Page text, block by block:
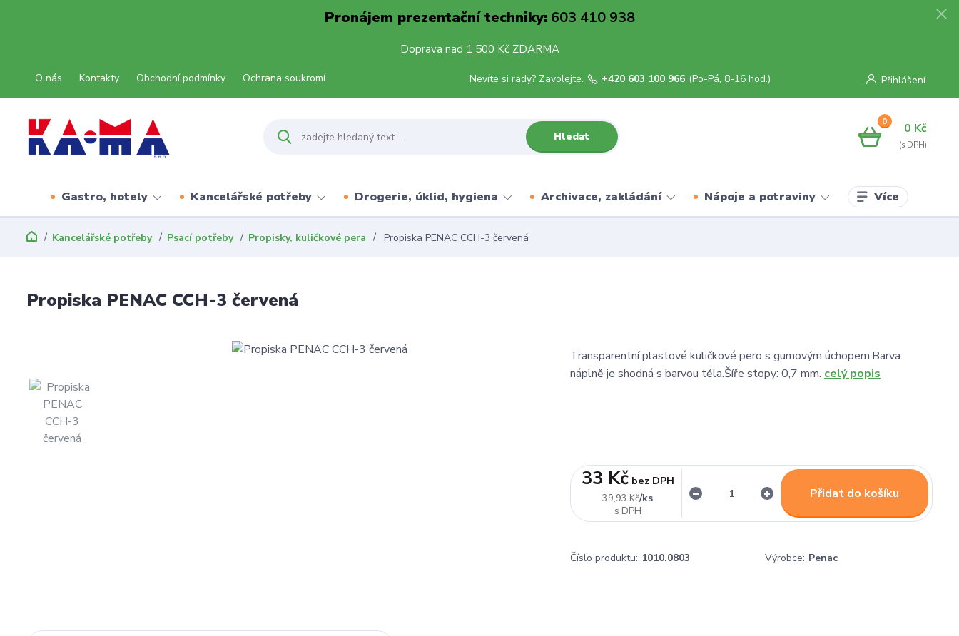
Pronájem prezentační techniky:603 410 938
Doprava nad 1 500 Kč ZDARMA
O nás Kontakty Obchodní podmínky Ochrana soukromí Přihlášení
Hledat
Nevíte si rady? Zavolejte. +420 603 100 966 (Po-Pá, 8-16 hod.)
0 0 Kč
Gastro, hotely Kancelářské potřeby Drogerie, úklid, hygiena Archivace, zakládání Nápoje a potraviny Více
Kancelářské potřeby Psací potřeby Propisky, kuličkové pera Propiska PENAC CCH-3 červená
Propiska PENAC CCH-3 červená
Transparentní plastové kuličkové pero s gumovým úchopem.Barva
náplně je shodná s barvou těla.Šíře stopy: 0,7 mm. celý popis
39,93 Kč/ks
33 Kč bez DPH
Přidat do košíku
Číslo produktu: 1010.0803 Výrobce: Penac